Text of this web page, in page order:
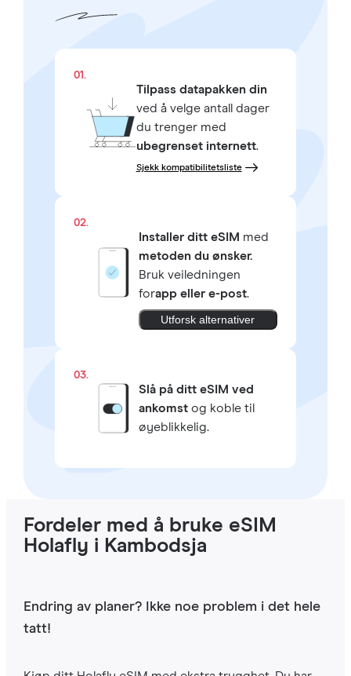
01.
Tilpass datapakken din
ved å velge antall dager
du trenger med
ubegrenset internett.
Sjekk kompatibilitetsliste
02.
Installer ditt eSIM med
metoden du ønsker.
Bruk veiledningen
forapp eller e-post.
Utforsk alternativer
03.
Slå på ditt eSIM ved
ankomstog koble til
øyeblikkelig.
Fordeler med å bruke eSIM
Holafly i Kambodsja
Endring av planer? Ikke noe problem i det hele
tatt!